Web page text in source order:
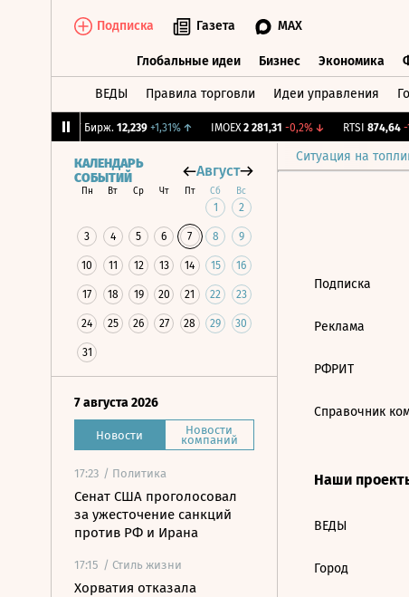
Подписка Газета MAX
Глобальные идеи Бизнес Экономика
ВЕДЫ Правила торговли Идеи управления
CNY Бирж. 12,239 +1,31%↑ IMOEX 2 281,31 -0,2%↓ RTSI 874,64 -
Ситуация на
КАЛЕНДАРЬ
СОБЫТИЙ
Август
Пн Вт Ср Чт Пт Сб Вс
1 2
3 4 5 6 7 8 9
10 11 12 13 14 15 16
17 18 19 20 21 22 23
24 25 26 27 28 29 30
31
7 августа 2026
Новости Новости
компаний
17:23 / Политика
Сенат США проголосовал
за ужесточение санкций
против РФ и Ирана
17:15 / Стиль жизни
Хорватия отказала
Подписка
Реклама
РФРИТ
Справочник
Наши
ВЕДЫ
Город